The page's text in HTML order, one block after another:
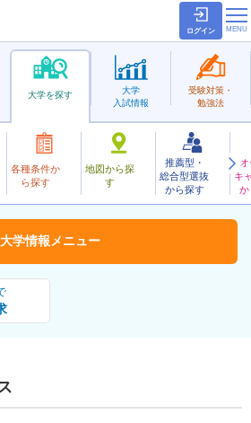
ログイン
大学を探す
各種条件か
ら探す
地図から探
す
推薦型・
総合型選抜
から探す
キ
か
大学
入試情報
受験対策・
勉強法
子大学 お気に入り
大学情報 メニュー